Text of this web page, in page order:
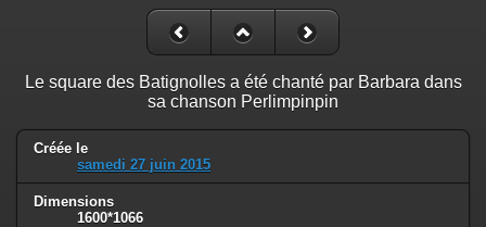
Le square des Batignolles a été chanté par Barbara dans
sa chanson Perlimpinpin
Créée le
samedi 27 juin 2015
Dimensions
1600*1066